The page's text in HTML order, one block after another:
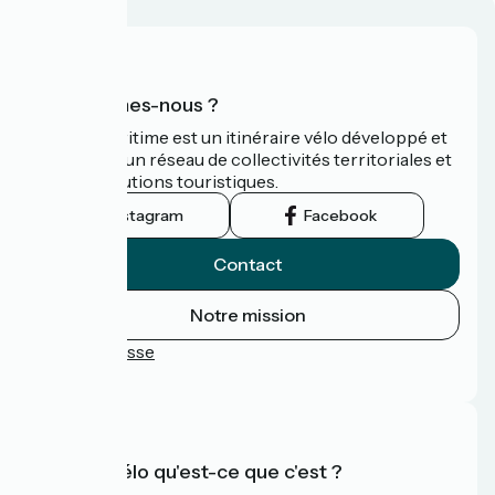
Qui sommes-nous ?
La Vélomaritime est un itinéraire vélo développé et
promu par un réseau de collectivités territoriales et
leurs institutions touristiques.
Instagram Facebook
Contact
Notre mission
Espace Presse
Accueil Vélo qu'est-ce que c'est ?